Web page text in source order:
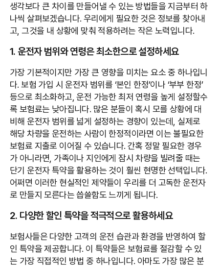
생각보다 큰 차이를 만들어낼 수 있는 방법들을 지금부터 하
나씩 살펴보겠습니다. 우리에게 필요한 것은 정보를 찾아내
고, 그것을 내 상황에 맞춰 적용하려는 작은 노력입니다.
1. 운전자 범위와 연령은 최소한으로 설정하세요
가장 기본적이지만 가장 큰 영향을 미치는 요소 중 하나입니
다. 보험 가입 시 운전자 범위를 ‘본인 한정’이나 ‘부부 한정’
등으로 최소화하고, 운전 가능한 최저 연령을 높게 설정할수
록 보험료는 낮아집니다. 많은 분들이 혹시 모를 상황에 대
비해 운전자 범위를 넓게 설정하는 경향이 있는데, 실제로
해당 차량을 운전하는 사람이 한정적이라면 이는 불필요한
보험료 지출로 이어질 수 있습니다. 간혹 정말 필요한 경우
가 아니라면, 가족이나 지인에게 잠시 차량을 빌려줄 때는
단기 운전자 특약을 활용하는 것이 훨씬 현명한 선택입니다.
어쩌면 이러한 현실적인 제약들이 우리를 더 고독한 운전자
로 만들지 모른다는 씁쓸함도 느끼게 됩니다.
2. 다양한 할인 특약을 적극적으로 활용하세요
보험사들은 다양한 고객의 운전 습관과 환경을 반영하여 할
인 특약을 제공합니다. 이 특약들은 보험료를 절감할 수 있
는 가장 직접적인 방법 중 하나입니다. 아마도 가장 많은 분